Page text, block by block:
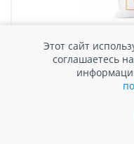
ВОДОПОДГОТОВКИ
В наличии
3590 MDL /
Этот сайт
соглашаетесь